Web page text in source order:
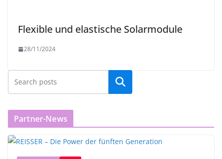
Flexible und elastische Solarmodule
28/11/2024
Partner-News